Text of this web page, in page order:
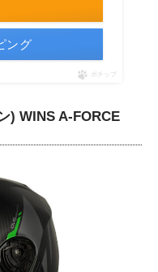
ング
ポチップ
) WINS A-FORCE